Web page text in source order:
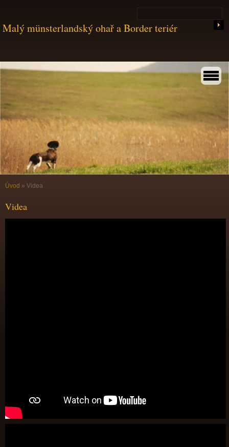
Malý münsterlandský ohař a Border teriér
Úvod » Videa
Videa